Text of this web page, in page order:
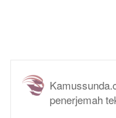
penerjemah